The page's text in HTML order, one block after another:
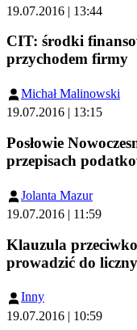
19.07.2016 | 13:44
CIT: środki
przychodem firmy
Michał Malinowski
19.07.2016 | 13:15
Posłowie
przepisach
Jolanta Mazur
19.07.2016 | 11:59
Klauzula
prowadzić do
Inny
19.07.2016 | 10:59